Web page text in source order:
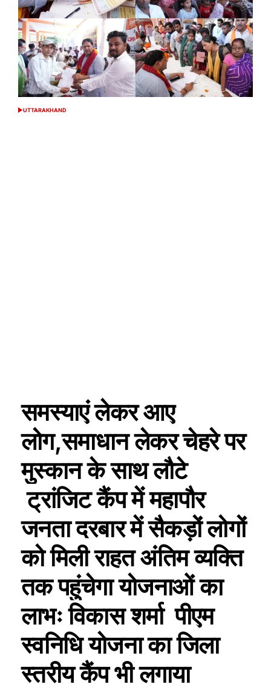
POSTED
UTTARAKHAND
समस्याएं लेकर आए
लोग,समाधान लेकर चेहरे पर
मुस्कान के साथ लौटे
ट्रांजिट कैंप में महापौर
जनता दरबार में सैकड़ों लोगों
को मिली राहत अंतिम व्यक्ति
तक पहुंचेगा योजनाओं का
लाभः विकास शर्मा पीएम
स्वनिधि योजना का जिला
स्तरीय कैंप भी लगाया